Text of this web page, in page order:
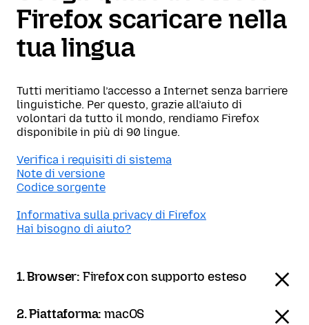
Firefox scaricare nella
tua lingua
Tutti meritiamo l’accesso a Internet senza barriere
linguistiche. Per questo, grazie all’aiuto di
volontari da tutto il mondo, rendiamo Firefox
disponibile in più di 90 lingue.
Verifica i requisiti di sistema
Note di versione
Codice sorgente
Informativa sulla privacy di Firefox
Hai bisogno di aiuto?
1. Browser: Firefox con supporto esteso
2. Piattaforma:macOS